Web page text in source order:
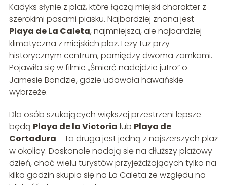
Kadyks słynie z plaż, które łączą miejski charakter z
szerokimi pasami piasku. Najbardziej znana jest
Playa de La Caleta, najmniejsza, ale najbardziej
klimatyczna z miejskich plaż. Leży tuż przy
historycznym centrum, pomiędzy dwoma zamkami.
Pojawiła się w filmie „Śmierć nadejdzie jutro” o
Jamesie Bondzie, gdzie udawała hawańskie
wybrzeże.
Dla osób szukających większej przestrzeni lepsze
będą Playa de la Victoria lub Playa de
Cortadura – ta druga jest jedną z najszerszych plaż
w okolicy. Doskonale nadają się na dłuższy plażowy
dzień, choć wielu turystów przyjeżdżających tylko na
kilka godzin skupia się na La Caleta ze względu na